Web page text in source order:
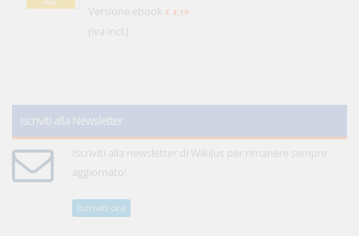
Versione ebook € 4,19
(iva incl.)
Iscriviti alla Newsletter
Iscriviti alla newsletter di WikiJus per rimanere sempre
aggiornato!
Iscriviti ora